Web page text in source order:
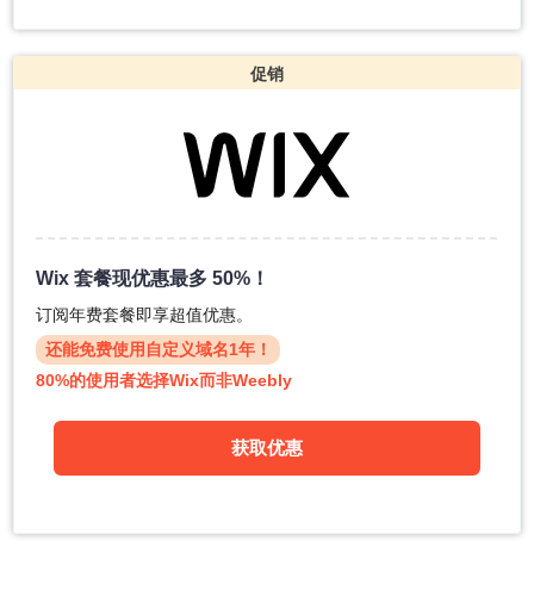
促销
Wix 套餐现优惠最多 50%！
订阅年费套餐即享超值优惠。
还能免费使用自定义域名1年！
80%的使用者选择Wix而非Weebly
获取优惠